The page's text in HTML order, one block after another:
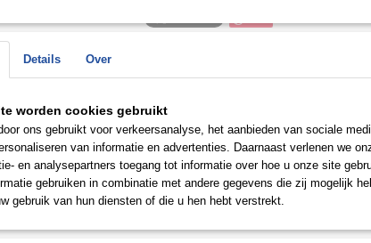
Details Over
worden cookies gebruikt
ons gebruikt voor verkeersanalyse, het aanbieden van sociale
van informatie en advertenties. Daarnaast verlenen we
en analysepartners toegang tot informatie over hoe u onze site
gebruiken in combinatie met andere gegevens die zij mogelijk
gebruik van hun diensten of die u hen hebt verstrekt.